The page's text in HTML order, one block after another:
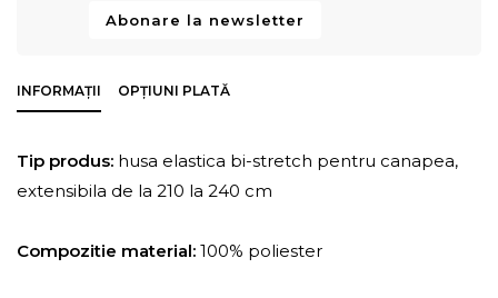
Abonare la newsletter
INFORMAȚII OPȚIUNI PLATĂ
Tip produs: husa elastica bi-stretch pentru canapea,
extensibila de la 210 la 240 cm
Compozitie material: 100% poliester